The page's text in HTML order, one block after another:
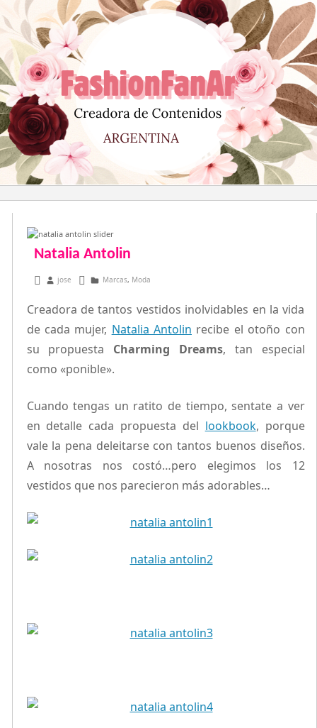
al
contenido
Natalia Antolin
marzo 28, 2013
jose Marcas, Moda
Creadora de tantos vestidos inolvidables en la vida
de cada mujer, Natalia Antolin recibe el otoño con
su propuesta Charming Dreams, tan especial
como «ponible».
Cuando tengas un ratito de tiempo, sentate a ver
en detalle cada propuesta del lookbook, porque
vale la pena deleitarse con tantos buenos diseños.
A nosotras nos costó…pero elegimos los 12
vestidos que nos parecieron más adorables…